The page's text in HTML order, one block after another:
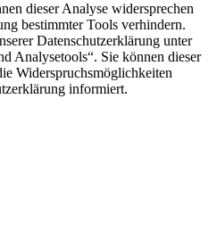
dieser Analyse widersprechen
bestimmter Tools verhindern.
Datenschutzerklärung unter
Analysetools“. Sie können dieser
Widerspruchsmöglichkeiten
informiert.